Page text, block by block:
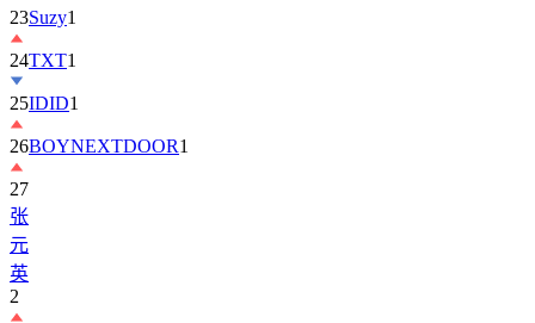
23Suzy1
24TXT1
25IDID1
26BOYNEXTDOOR1
27
张
元
英
2